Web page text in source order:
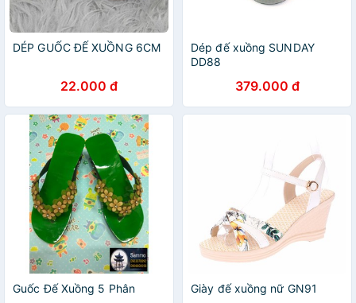
DÉP GUỐC ĐẾ XUỒNG 6CM
22.000 đ
Dép đế xuồng SUNDAY
DD88
379.000 đ
Guốc Đế Xuồng 5 Phân Giày đế xuồng nữ GN91